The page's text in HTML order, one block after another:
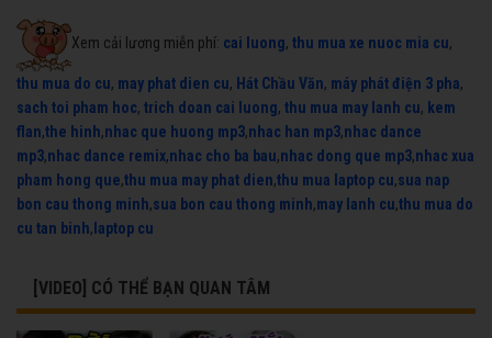
Xem cải lương miễn phí: cai luong, thu mua xe nuoc mia cu,
thu mua do cu, may phat dien cu, Hát Chầu Văn, máy phát điện 3 pha,
sach toi pham hoc, trich doan cai luong, thu mua may lanh cu, kem
flan,the hinh,nhac que huong mp3,nhac han mp3,nhac dance
mp3,nhac dance remix,nhac cho ba bau,nhac dong que mp3,nhac xua
pham hong que,thu mua may phat dien,thu mua laptop cu,sua nap
bon cau thong minh,sua bon cau thong minh,may lanh cu,thu mua do
cu tan binh, laptop cu
[VIDEO] CÓ THỂ BẠN QUAN TÂM